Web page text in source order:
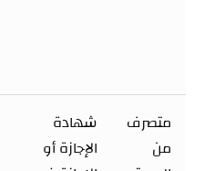
متصرف
من
شهادة
الإجازة أو